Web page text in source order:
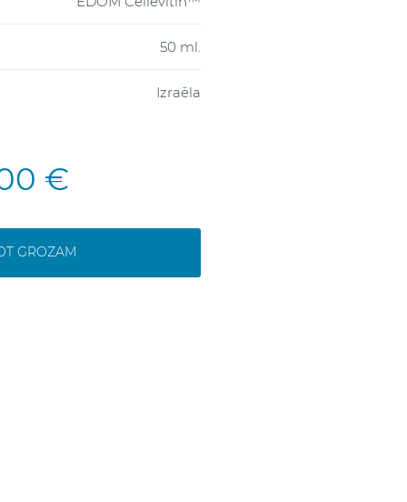
50 ml.
Izraēla
€
GROZAM